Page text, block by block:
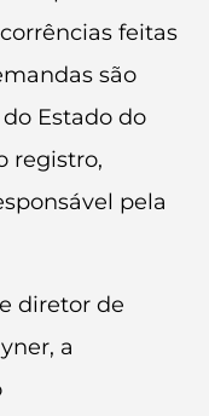
feitas
são
Estado do
registro,
pela
diretor de
a